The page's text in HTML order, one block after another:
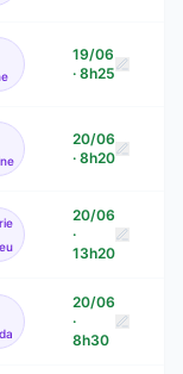
19/06
· 8h25
20/06
· 8h20
20/06
·
13h20
20/06
·
8h30